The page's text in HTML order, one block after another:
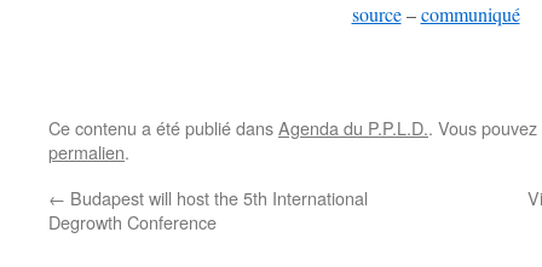
source –communiqué
Ce contenu a été publié dansAgenda du P.P.L.D.. Vous
permalien.
← Budapest will host the 5th International
Degrowth Conference